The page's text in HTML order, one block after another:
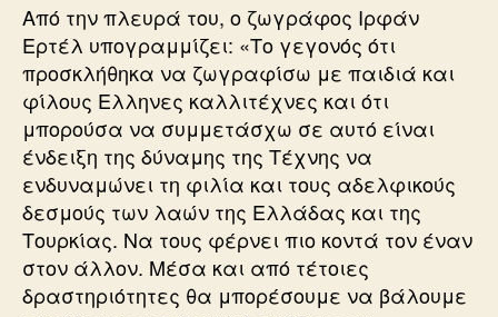
Από την πλευρά του, ο ζωγράφος Ιρφάν
Ερτέλ υπογραμμίζει: «Το γεγονός ότι
προσκλήθηκα να ζωγραφίσω με παιδιά και
φίλους Ελληνες καλλιτέχνες και ότι
μπορούσα να συμμετάσχω σε αυτό είναι
ένδειξη της δύναμης της Τέχνης να
ενδυναμώνει τη φιλία και τους αδελφικούς
δεσμούς των λαών της Ελλάδας και της
Τουρκίας. Να τους φέρνει πιο κοντά τον έναν
στον άλλον. Μέσα και από τέτοιες
δραστηριότητες θα μπορέσουμε να βάλουμε